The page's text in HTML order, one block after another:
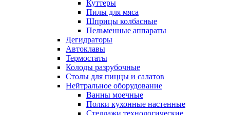
Куттеры
Пилы для мяса
Шприцы колбасные
Пельменные аппараты
Дегидраторы
Автоклавы
Термостаты
Колоды разрубочные
Столы для пиццы и салатов
Нейтральное оборудование
Ванны моечные
Полки кухонные настенные
Стеллажи технологические